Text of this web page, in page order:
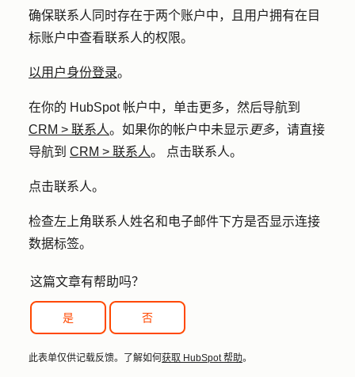
确保联系人同时存在于两个账户中，且用户拥有在目
标账户中查看联系人的权限。
以用户身份登录。
在你的 HubSpot 帐户中，单击更多，然后导航到
CRM > 联系人。如果你的帐户中未显示 更多，请直接
导航到 CRM > 联系人。 点击联系人。
点击联系人。
检查左上角联系人姓名和电子邮件下方是否显示连接
数据标签。
这篇文章有帮助吗？
是 否
此表单仅供记载反馈。了解如何 获取 HubSpot 帮助。